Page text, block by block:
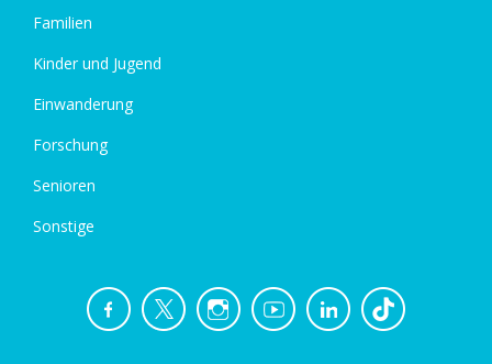
Familien
Kinder und Jugend
Einwanderung
Forschung
Senioren
Sonstige